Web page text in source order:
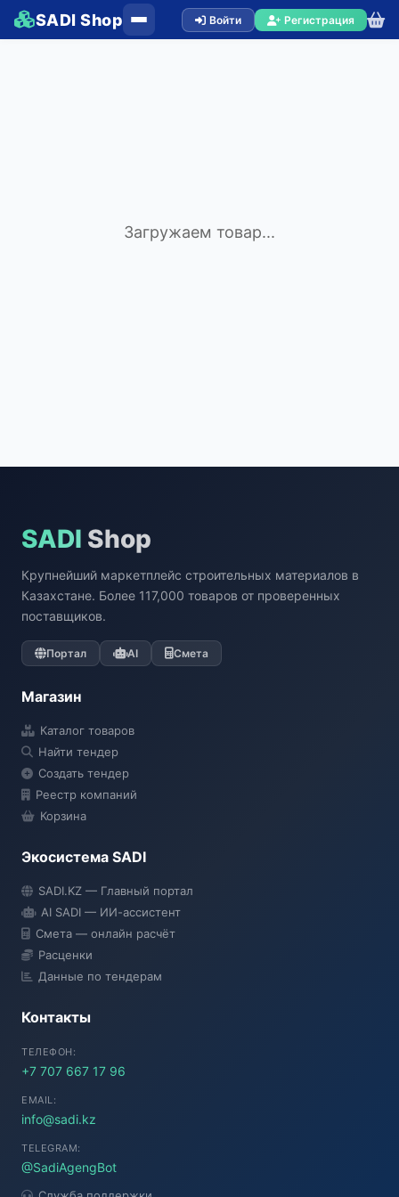
SADI Shop Войти Регистрация
Загружаем товар...
SADI Shop
Крупнейший маркетплейс строительных материалов в
Казахстане. Более 117,000 товаров от проверенных
поставщиков.
Портал AI Смета
Магазин
Каталог товаров
Найти тендер
Создать тендер
Реестр компаний
Корзина
Экосистема SADI
SADI.KZ — Главный портал
AI SADI — ИИ-ассистент
Смета — онлайн расчёт
Расценки
Данные по тендерам
Контакты
ТЕЛЕФОН:
+7 707 667 17 96
EMAIL:
info@sadi.kz
TELEGRAM:
@SadiAgengBot
● Подключение...